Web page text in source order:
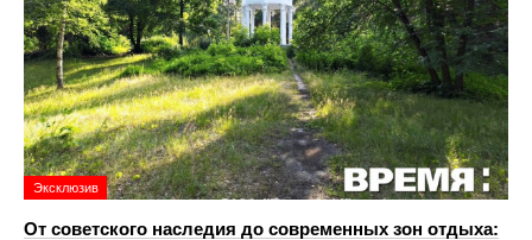
Эксклюзив
От советского наследия до современных зон отдыха: